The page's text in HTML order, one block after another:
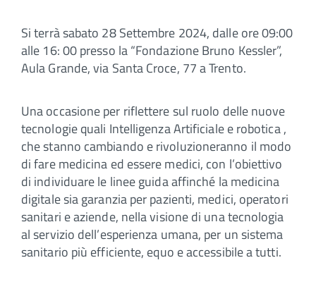
Si terrà sabato 28 Settembre 2024, dalle ore 09:00
alle 16: 00 presso la “Fondazione Bruno Kessler”,
Aula Grande, via Santa Croce, 77 a Trento.
Una occasione per riflettere sul ruolo delle nuove
tecnologie quali Intelligenza Artificiale e robotica ,
che stanno cambiando e rivoluzioneranno il modo
di fare medicina ed essere medici, con l’obiettivo
di individuare le linee guida affinché la medicina
digitale sia garanzia per pazienti, medici, operatori
sanitari e aziende, nella visione di una tecnologia
al servizio dell’esperienza umana, per un sistema
sanitario più efficiente, equo e accessibile a tutti.